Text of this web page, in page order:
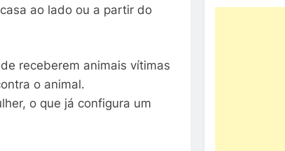
ao lado ou a partir do
receberem animais vítimas
o animal.
o que já configura um